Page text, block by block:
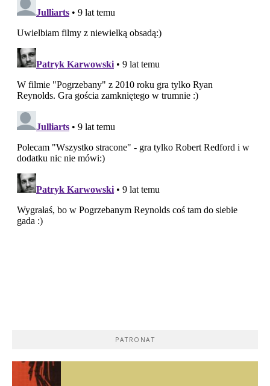
PATRONAT